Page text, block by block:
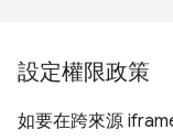
設定權限政策
如要在跨來源